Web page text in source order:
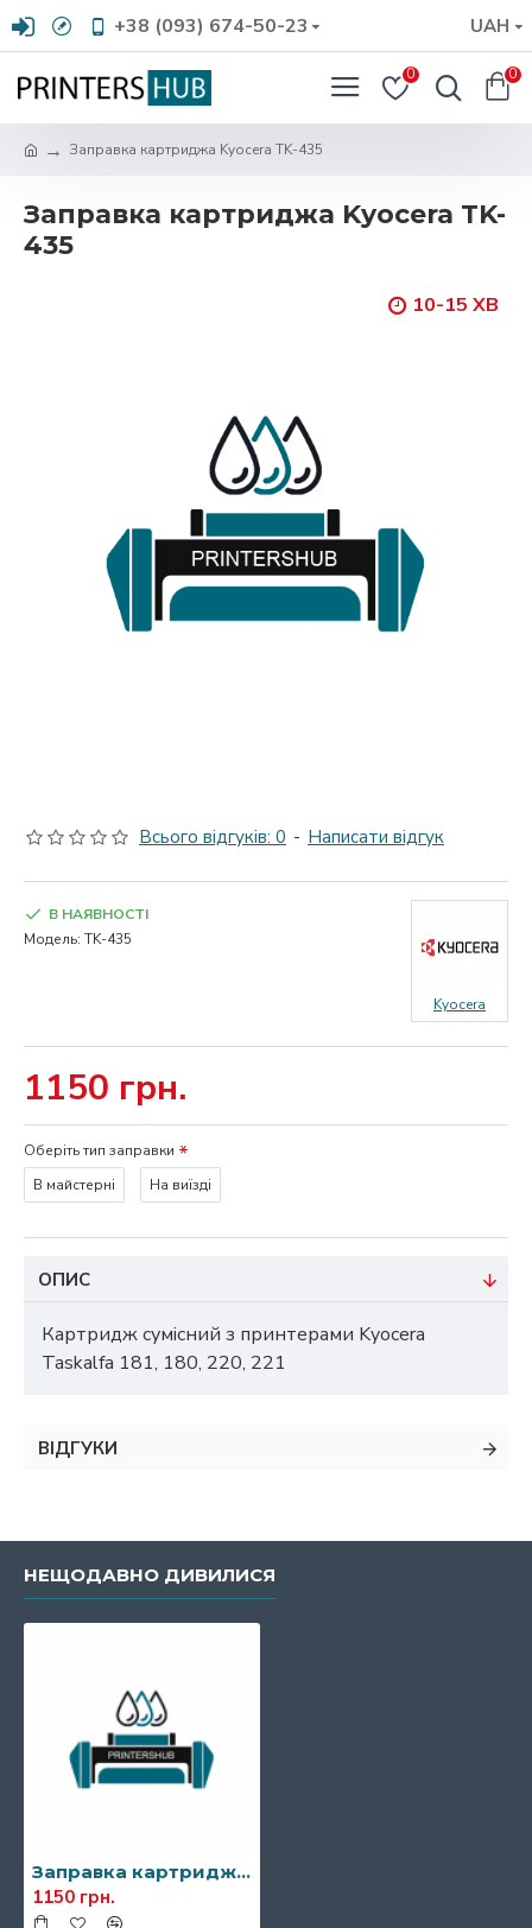
+38 (093) 674-50-23 UAH
0 0
Заправка картриджа Kyocera TK-435
Заправка картриджа Kyocera TK-
435
10-15 ХВ
Всього відгуків: 0 - Написати відгук
1150 грн.
В НАЯВНОСТІ
Модель: TK-435
Kyocera
Оберіть тип заправки
В майстерні
На виїзді
ОПИС
Картридж сумісний з принтерами Kyocera
Taskalfa 181, 180, 220, 221
ВІДГУКИ
НЕЩОДАВНО ДИВИЛИСЯ
Заправка картриджа Kyocera TK-435
1150 грн.